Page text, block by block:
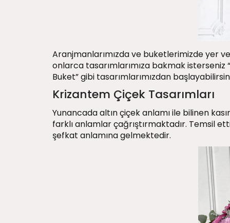
Aranjmanlarımızda ve buketlerimizde yer
onlarca tasarımlarımıza bakmak isterseniz
Buket” gibi tasarımlarımızdan
Krizantem Çiçek Tasarımları
Yunancada altın çiçek anlamı ile bilinen
farklı anlamlar çağrıştırmaktadır. Temsil
şefkat anlamına gelmektedir.